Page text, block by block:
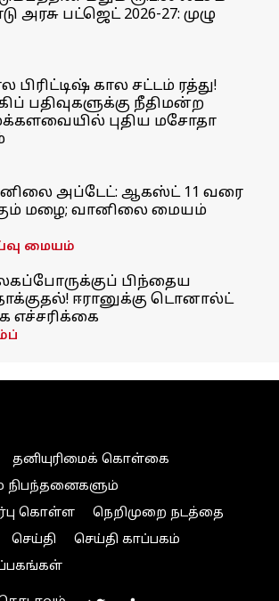
அரசு பட்ஜெட் 2026-27: முழு
பிரிட்டிஷ் கால சட்டம் ரத்து!
பதிவுகளுக்கு நீதிமன்ற
புதிய மசோதா
அப்டேட்: ஆகஸ்ட் 11 வரை
மழை; வானிலை மையம்
மையம்
பிந்தைய
ஈரானுக்கு டொனால்ட்
எச்சரிக்கை
தனியுரிமைக் கொள்கை
நிபந்தனைகளும்
கொள்ள
நெறிமுறை நடத்தை
செய்தி
செய்தி காப்பகம்